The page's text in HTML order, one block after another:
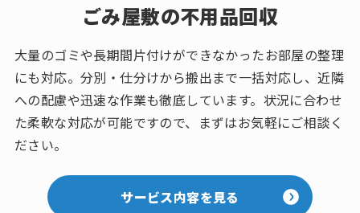
ごみ屋敷の不用品回収
大量のゴミや長期間片付けができなかったお部屋の整理
にも対応。分別・仕分けから搬出まで一括対応し、近隣
への配慮や迅速な作業も徹底しています。状況に合わせ
た柔軟な対応が可能ですので、まずはお気軽にご相談く
ださい。
サービス内容を見る